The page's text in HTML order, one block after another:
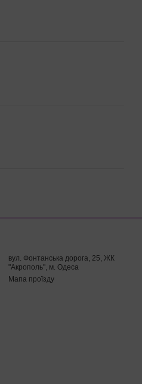
вул. Фонтанська дорога, 25, ЖК
"Акрополь", м. Одеса
Мапа проїзду